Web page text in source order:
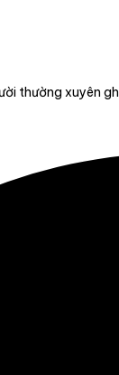
thường xuyên